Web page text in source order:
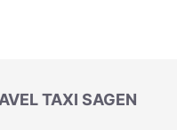
TAXI SAGEN